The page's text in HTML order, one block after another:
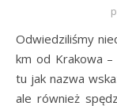
Odwiedziliśmy niedawno bardzo fajne miejsce zaledwie 30
km od Krakowa –
tu jak nazwa
ale również